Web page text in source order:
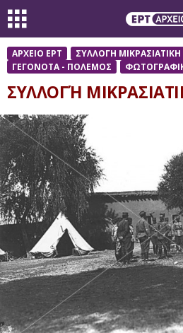
ΑΡΧΕΙΟ ΕΡΤ
ΣΥΛΛΟΓΗ ΜΙΚΡΑΣΙΑΤΙΚΗ
ΓΕΓΟΝΟΤΑ - ΠΟΛΕΜΟΣ
ΣΥΛΛΟΓΉ